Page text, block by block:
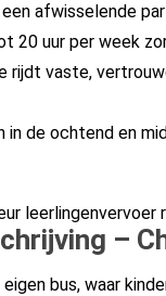
een afwisselende
20 uur per week
rijdt vaste,
in de ochtend en
–
bus, waar